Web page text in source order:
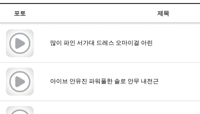
포토 제목
많이 파인 서가대 드레스 오마이걸 아린
아이브 안유진 파워풀한 솔로 안무 내전근